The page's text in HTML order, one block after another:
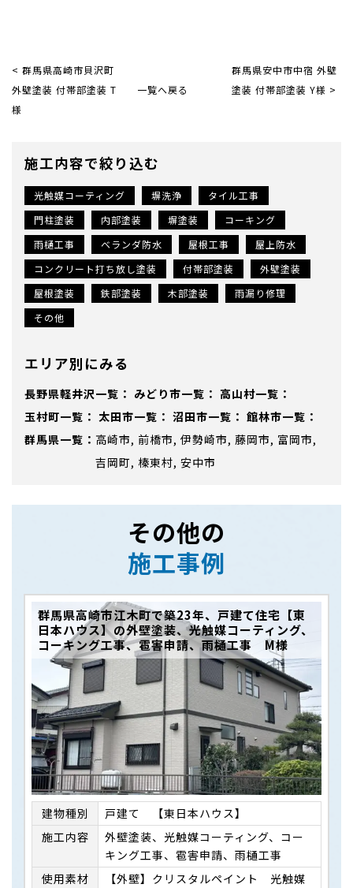
< 群馬県高崎市貝沢町
外壁塗装 付帯部塗装 T
様
群馬県安中市中宿 外壁
塗装 付帯部塗装 Y様 >
一覧へ戻る
施工内容で絞り込む
光触媒コーティング 塀洗浄
タイル工事
門柱塗装
内部塗装 塀塗装
コーキング
雨樋工事
ベランダ防水 屋根工事
屋上防水
コンクリート打ち放し塗装
付帯部塗装
外壁塗装
屋根塗装
鉄部塗装 木部塗装
雨漏り修理
その他
エリア別にみる
長野県軽井沢 みどり市
高山村
玉村町
太田市 沼田市
館林市
群馬県
高崎市 前橋市 伊勢崎市 藤岡市 富岡市
吉岡町 榛東村 安中市
その他の
施工事例
群馬県高崎市江木町で築23年、戸建て住宅【東
日本ハウス】の外壁塗装、光触媒コーティング、
コーキング工事、雹害申請、雨樋工事 M様
建物種別
戸建て 【東日本ハウス】
施⼯内容
外壁塗装、光触媒コーティング、コー
キング工事、雹害申請、雨樋工事
使用素材
【外壁】クリスタルペイント 光触媒